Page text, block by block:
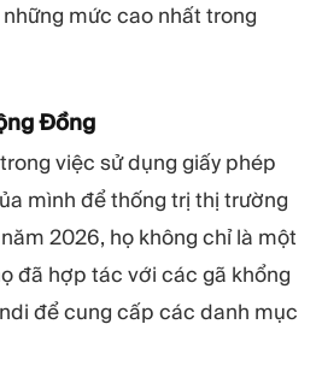
mức cao nhất trong
Đồng
việc sử dụng giấy phép
mình để thống trị thị trường
2026, họ không chỉ là một
đã hợp tác với các gã khổng
để cung cấp các danh mục